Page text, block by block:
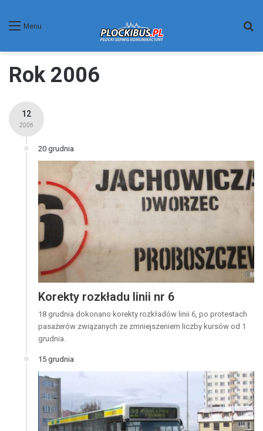
Menu
Rok 2006
12
2006
20 grudnia
Korekty rozkładu linii nr 6
18 grudnia dokonano korekty rozkładów linii 6, po protestach
pasażerów związanych ze zmniejszeniem liczby kursów od 1
grudnia.
15 grudnia